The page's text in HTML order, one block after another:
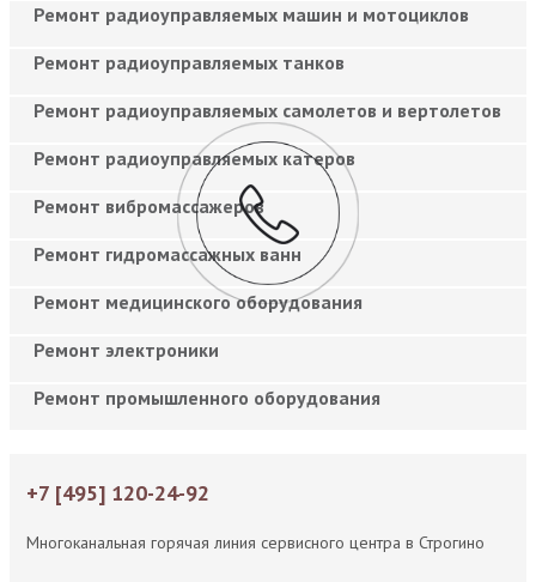
Ремонт радиоуправляемых машин и мотоциклов
Ремонт радиоуправляемых танков
Ремонт радиоуправляемых самолетов и вертолетов
Ремонт радиоуправляемых катеров
Ремонт вибромассажеров
Ремонт гидромассажных ванн
Ремонт медицинского оборудования
Ремонт электроники
Ремонт промышленного оборудования
+7 [495] 120-24-92
Многоканальная горячая линия сервисного центра в Строгино